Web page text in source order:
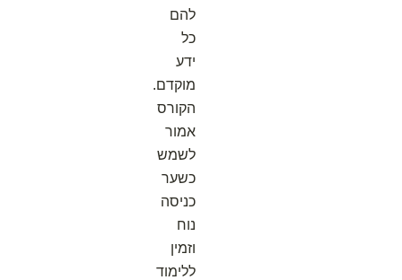
להם
כל
ידע
מוקדם.
הקורס
אמור
לשמש
כשער
כניסה
נוח
וזמין
ללימוד